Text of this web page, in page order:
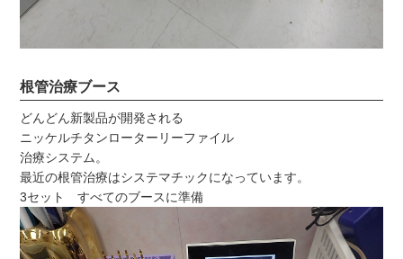
根管治療ブース
どんどん新製品が開発される
ニッケルチタンローターリーファイル
治療システム。
最近の根管治療はシステマチックになっています。
3セット すべてのブースに準備